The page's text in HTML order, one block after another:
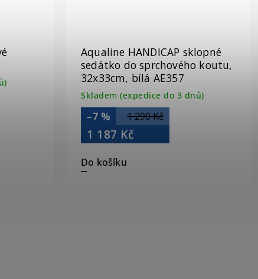
Aqualine HANDICAP sklopné
sedátko do sprchového koutu,
32x33cm, bílá AE357
Skladem (expedice do 3 dnů)
1 290 Kč
–7 %
1 187 Kč
Do košíku